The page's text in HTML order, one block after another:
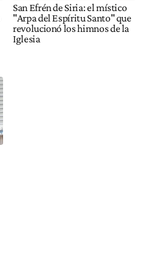
San Efrén de Siria: el místico
"Arpa del Espíritu Santo" que
revolucionó los himnos de la
Iglesia